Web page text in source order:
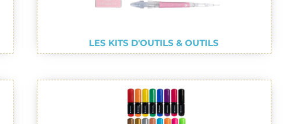
LES KITS D'OUTILS & OUTILS